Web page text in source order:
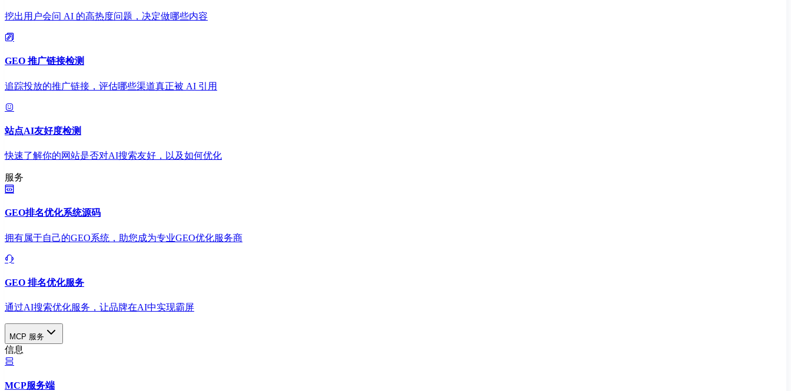
挖出用户会问 AI 的高热度问题，决定做哪些内容
GEO 推广链接检测
追踪投放的推广链接，评估哪些渠道真正被 AI 引用
站点AI友好度检测
快速了解你的网站是否对AI搜索友好，以及如何优化
服务
GEO排名优化系统源码
拥有属于自己的GEO系统，助您成为专业GEO优化服务商
GEO 排名优化服务
通过AI搜索优化服务，让品牌在AI中实现霸屏
MCP 服务
信息
MCP服务端